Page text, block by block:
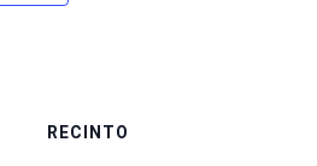
RECINTO